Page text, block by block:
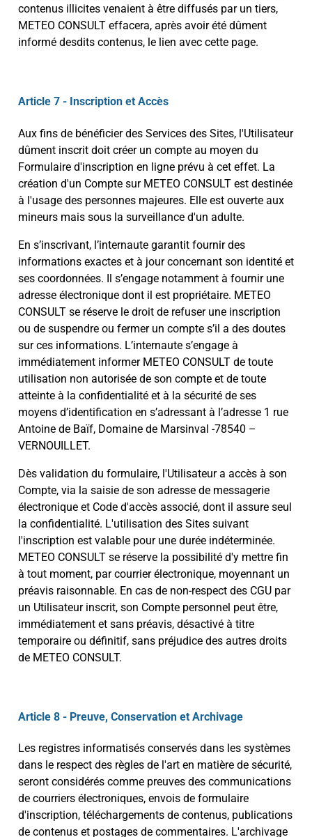
contenus illicites venaient à être diffusés par un tiers,
METEO CONSULT effacera, après avoir été dûment
informé desdits contenus, le lien avec cette page.
Article 7 - Inscription et Accès
Aux fins de bénéficier des Services des Sites, l'Utilisateur
dûment inscrit doit créer un compte au moyen du
Formulaire d'inscription en ligne prévu à cet effet. La
création d'un Compte sur METEO CONSULT est destinée
à l'usage des personnes majeures. Elle est ouverte aux
mineurs mais sous la surveillance d'un adulte.
En s’inscrivant, l’internaute garantit fournir des
informations exactes et à jour concernant son identité et
ses coordonnées. Il s’engage notamment à fournir une
adresse électronique dont il est propriétaire. METEO
CONSULT se réserve le droit de refuser une inscription
ou de suspendre ou fermer un compte s’il a des doutes
sur ces informations. L’internaute s’engage à
immédiatement informer METEO CONSULT de toute
utilisation non autorisée de son compte et de toute
atteinte à la confidentialité et à la sécurité de ses
moyens d’identification en s’adressant à l’adresse 1 rue
Antoine de Baïf, Domaine de Marsinval -78540 –
VERNOUILLET.
Dès validation du formulaire, l'Utilisateur a accès à son
Compte, via la saisie de son adresse de messagerie
électronique et Code d'accès associé, dont il assure seul
la confidentialité. L'utilisation des Sites suivant
l'inscription est valable pour une durée indéterminée.
METEO CONSULT se réserve la possibilité d'y mettre fin
à tout moment, par courrier électronique, moyennant un
préavis raisonnable. En cas de non-respect des CGU par
un Utilisateur inscrit, son Compte personnel peut être,
immédiatement et sans préavis, désactivé à titre
temporaire ou définitif, sans préjudice des autres droits
de METEO CONSULT.
Article 8 - Preuve, Conservation et Archivage
Les registres informatisés conservés dans les systèmes
dans le respect des règles de l'art en matière de sécurité,
seront considérés comme preuves des communications
de courriers électroniques, envois de formulaire
d'inscription, téléchargements de contenus, publications
de contenus et postages de commentaires. L'archivage